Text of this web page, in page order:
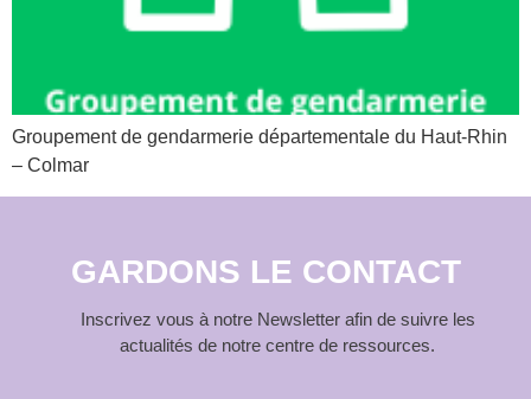
Groupement de gendarmerie départementale du Haut-Rhin
– Colmar
GARDONS LE CONTACT
Inscrivez vous à notre Newsletter afin de suivre les
actualités de notre centre de ressources.